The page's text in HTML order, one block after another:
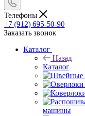
Телефоны
+7 (912) 695-50-90
Заказать звонок
Каталог
Назад
Каталог
машины